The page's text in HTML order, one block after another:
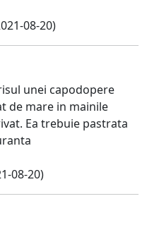
08-20)
unei capodopere
de mare in mainile
Ea trebuie pastrata
08-20)